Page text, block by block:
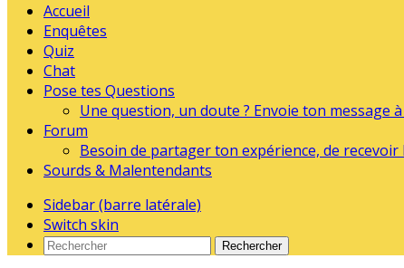
Accueil
Enquêtes
Quiz
Chat
Pose tes Questions
Une question, un doute ? Envoie ton message à
Forum
Besoin de partager ton expérience, de
Sourds & Malentendants
Sidebar (barre latérale)
Switch skin
Rechercher